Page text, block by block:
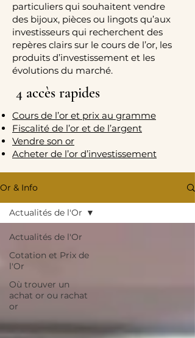
particuliers qui souhaitent vendre
des bijoux, pièces ou lingots qu’aux
investisseurs qui recherchent des
repères clairs sur le cours de l’or, les
produits d’investissement et les
évolutions du marché.
4 accès rapides
Cours de l’or et prix au gramme
Fiscalité de l’or et de l’argent
Vendre son or
Acheter de l’or d’investissement
Or & Info
Actualités de l'Or
Cotation et Prix de
l'Or
Où trouver un
achat or ou rachat
or
Actualités de l'Or